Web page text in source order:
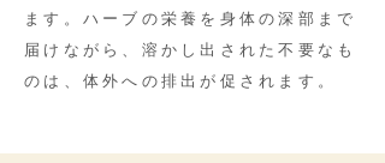
ます。ハーブの栄養を身体の深部まで
届けながら、溶かし出された不要なも
のは、体外への排出が促されます。